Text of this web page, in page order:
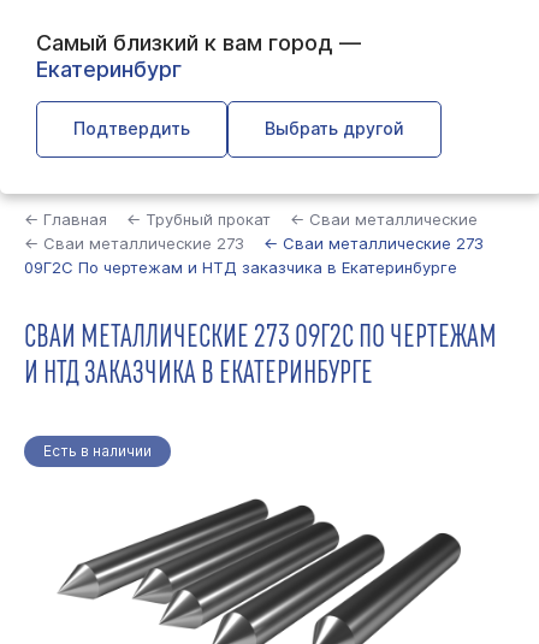
Самый близкий к вам город —
Екатеринбург
Подтвердить Выбрать другой
← Главная ← Трубный прокат
← Сваи металлические
← Сваи металлические 273
← Сваи металлические 273
09Г2С По чертежам и НТД заказчика в Екатеринбурге
СВАИ МЕТАЛЛИЧЕСКИЕ 273 09Г2С ПО ЧЕРТЕЖАМ
И НТД ЗАКАЗЧИКА В ЕКАТЕРИНБУРГЕ
Есть в наличии